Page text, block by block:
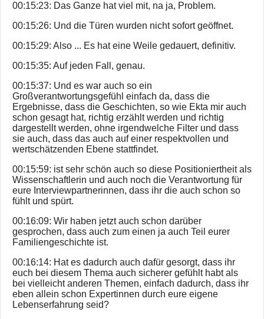
00:15:23: Das Ganze hat viel mit, na ja, Problem.
00:15:26: Und die Türen wurden nicht sofort geöffnet.
00:15:29: Also ... Es hat eine Weile gedauert, definitiv.
00:15:35: Auf jeden Fall, genau.
00:15:37: Und es war auch so ein
Großverantwortungsgefühl einfach da, dass die
Ergebnisse, dass die Geschichten, so wie Ekta mir auch
schon gesagt hat, richtig erzählt werden und richtig
dargestellt werden, ohne irgendwelche Filter und dass
sie auch, dass das auch auf einer respektvollen und
wertschätzenden Ebene stattfindet.
00:15:59: ist sehr schön auch so diese Positioniertheit als
Wissenschaftlerin und auch noch die Verantwortung für
eure Interviewpartnerinnen, dass ihr die auch schon so
fühlt und spürt.
00:16:09: Wir haben jetzt auch schon darüber
gesprochen, dass auch zum einen ja auch Teil eurer
Familiengeschichte ist.
00:16:14: Hat es dadurch auch dafür gesorgt, dass ihr
euch bei diesem Thema auch sicherer gefühlt habt als
bei vielleicht anderen Themen, einfach dadurch, dass ihr
eben allein schon Expertinnen durch eure eigene
Lebenserfahrung seid?